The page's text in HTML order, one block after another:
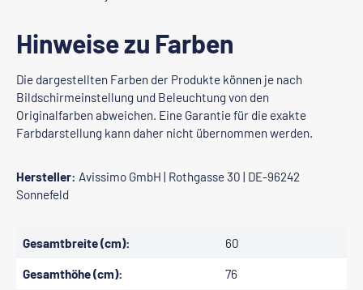
Hinweise zu Farben
Die dargestellten Farben der Produkte können je nach
Bildschirmeinstellung und Beleuchtung von den
Originalfarben abweichen. Eine Garantie für die exakte
Farbdarstellung kann daher nicht übernommen werden.
Hersteller: Avissimo GmbH | Rothgasse 30 | DE-96242
Sonnefeld
Gesamtbreite (cm): 60
Gesamthöhe (cm): 76